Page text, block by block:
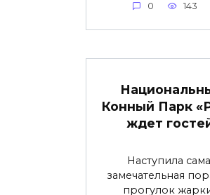
0 143
Конный Парк
ждет
Наступила
замечательная
прогулок